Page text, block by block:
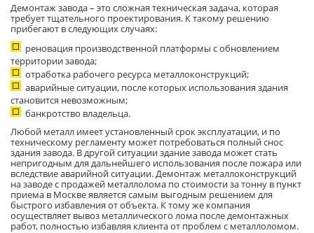
Демонтаж завода – это сложная техническая задача, которая
требует тщательного проектирования. К такому решению
прибегают в следующих случаях:
реновация производственной платформы с обновлением
территории завода;
отработка рабочего ресурса металлоконструкций;
аварийные ситуации, после которых использования здания
становится невозможным;
банкротство владельца.
Любой металл имеет установленный срок эксплуатации, и по
техническому регламенту может потребоваться полный снос
здания завода. В другой ситуации здание завода может стать
непригодным для дальнейшего использования после пожара или
вследствие аварийной ситуации. Демонтаж металлоконструкций
на заводе с продажей металлолома по стоимости за тонну в пункт
приема в Москве является самым выгодным решением для
быстрого избавления от объекта. К тому же компания
осуществляет вывоз металлического лома после демонтажных
работ, полностью избавляя клиента от проблем с металлоломом.